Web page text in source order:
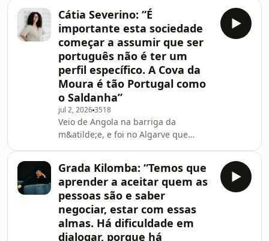
tamb&eacute;m conhecido por Lucy, a
reinventar-se. Hoje &eacute; &agrave;
frente do seu restaurante de
gastronomia libanesa, o Mankooche,
que encontra independ&ecirc;ncia
financeira para continuar a lutar pela
justi&ccedil;a social e bem-estar
coletivo. Al&eacute;m de refletir sobre
o percurso que o levou da
Cátia Severino: “É
importante esta sociedade
começar a assumir que ser
português não é ter um
perfil específico. A Cova da
Moura é tão Portugal como
o Saldanha”
jul 2, 20263518
Veio de Angola na barriga da
m&atilde;e, e foi no Algarve que
trajet&oacute;ria acad&eacute;mica
na &aacute;rea da Lingu&iacute;stica.
Convidada deste epis&oacute;dio
d&rsquo; &ldquo;O Tal
Podcast&rdquo;, C&aacute;tia
Severino descreve a entrada no
Grada Kilomba: “Temos que
aprender a aceitar quem as
pessoas são e saber
negociar, estar com essas
almas. Há dificuldade em
dialogar, porque há